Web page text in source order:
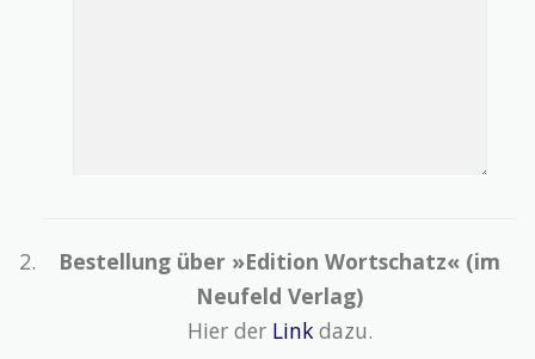
Bestellung über »Edition Wortschatz« (im
Neufeld Verlag)
Hier der Linkdazu.